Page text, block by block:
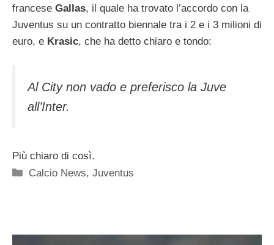
francese Gallas, il quale ha trovato l’accordo con la
Juventus su un contratto biennale tra i 2 e i 3 milioni di
euro, e Krasic, che ha detto chiaro e tondo:
Al City non vado e preferisco la Juve
all’Inter.
Più chiaro di così.
Categorie
Calcio News,Juventus